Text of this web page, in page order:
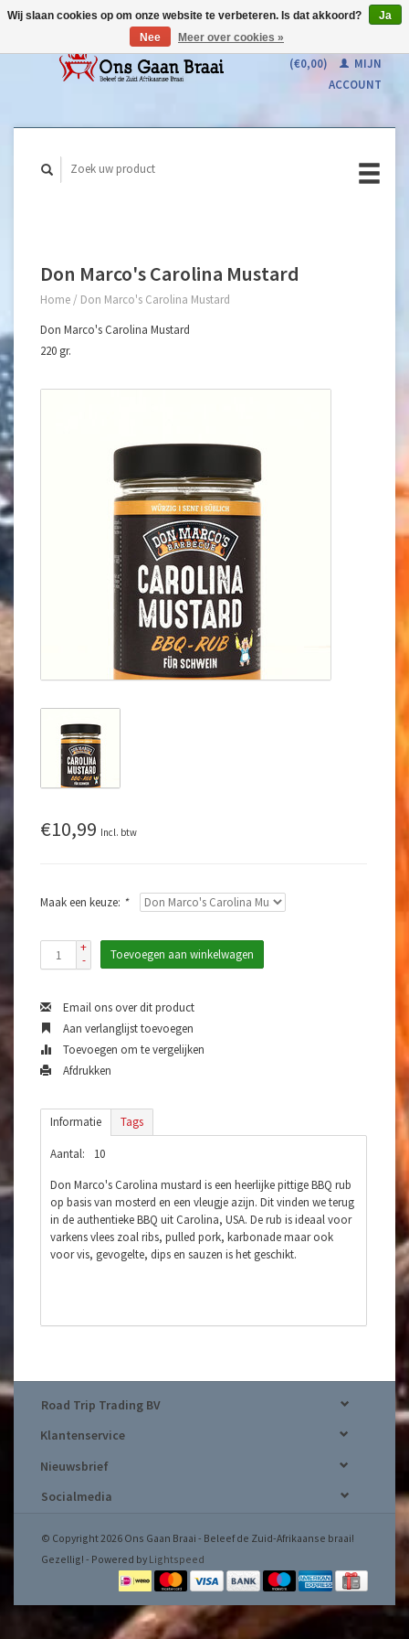
(€0,00)
MIJN
ACCOUNT
Don Marco's Carolina Mustard
Home / Don Marco's Carolina Mustard
Don Marco's Carolina Mustard
220 gr.
€10,99 Incl. btw
Maak een keuze: *
+
-
Toevoegen aan winkelwagen
Email ons over dit product
Aan verlanglijst toevoegen
Toevoegen om te vergelijken
Afdrukken
Informatie Tags
Aantal:
10
Don Marco's Carolina mustard is een heerlijke pittige BBQ rub
op basis van mosterd en een vleugje azijn. Dit vinden we terug
in de authentieke BBQ uit Carolina, USA. De rub is ideaal voor
varkens vlees zoal ribs, pulled pork, karbonade maar ook
voor vis, gevogelte, dips en sauzen is het geschikt.
Road Trip Trading BV
Klantenservice
Nieuwsbrief
Socialmedia
© Copyright 2026 Ons Gaan Braai - Beleef de Zuid-Afrikaanse braai!
Gezellig! - Powered by Lightspeed
Wij slaan cookies op om onze website te verbeteren. Is dat akkoord?
Ja
Nee
Meer over cookies »